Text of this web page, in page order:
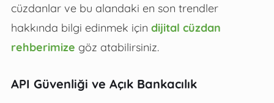
cüzdanlar ve bu alandaki en son trendler
hakkında bilgi edinmek için dijital cüzdan
rehberimize göz atabilirsiniz.
API Güvenliği ve Açık Bankacılık